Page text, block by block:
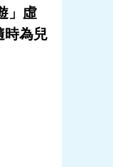
」虛
時為兒